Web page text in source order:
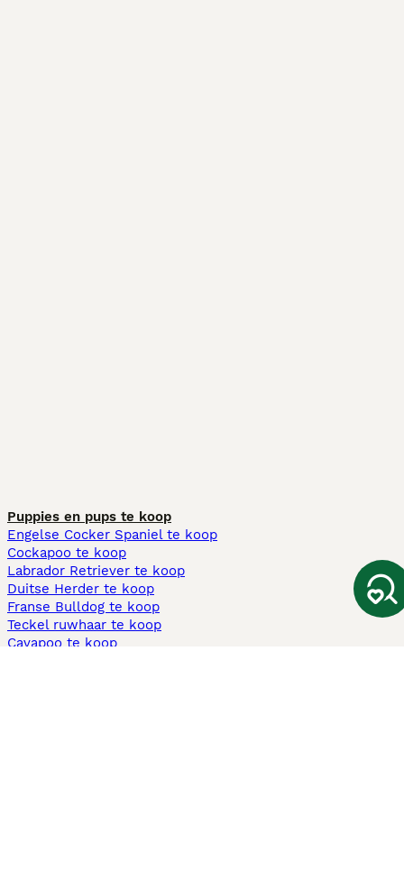
Puppies en pups te koop
Engelse Cocker Spaniel te koop
Cockapoo te koop
Labrador Retriever te koop
Duitse Herder te koop
Franse Bulldog te koop
Teckel ruwhaar te koop
Cavapoo te koop